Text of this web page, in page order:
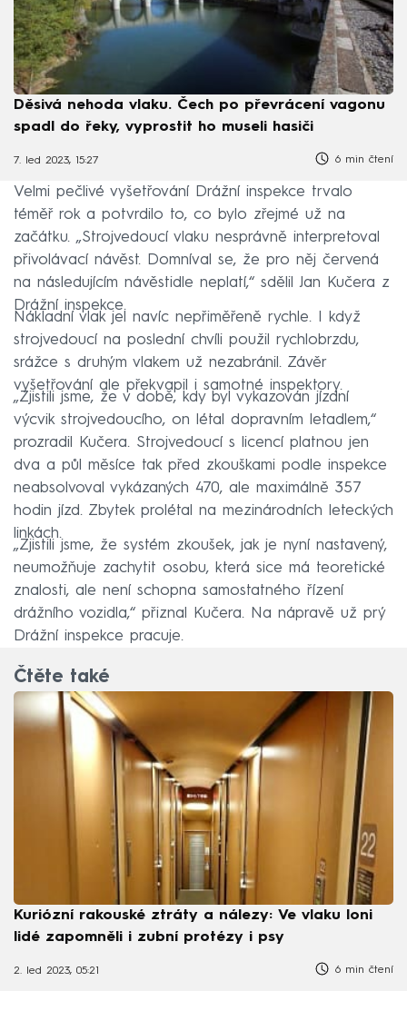
Děsivá nehoda vlaku. Čech po převrácení vagonu
spadl do řeky, vyprostit ho museli hasiči
7. led 2023, 15:27 6 min čtení
Velmi pečlivé vyšetřování Drážní inspekce trvalo
téměř rok a potvrdilo to, co bylo zřejmé už na
začátku. „Strojvedoucí vlaku nesprávně interpretoval
přivolávací návěst. Domníval se, že pro něj červená
na následujícím návěstidle neplatí,“ sdělil Jan Kučera z
Drážní inspekce.
Nákladní vlak jel navíc nepřiměřeně rychle. I když
strojvedoucí na poslední chvíli použil rychlobrzdu,
srážce s druhým vlakem už nezabránil. Závěr
vyšetřování ale překvapil i samotné inspektory.
„Zjistili jsme, že v době, kdy byl vykazován jízdní
výcvik strojvedoucího, on létal dopravním letadlem,“
prozradil Kučera. Strojvedoucí s licencí platnou jen
dva a půl měsíce tak před zkouškami podle inspekce
neabsolvoval vykázaných 470, ale maximálně 357
hodin jízd. Zbytek prolétal na mezinárodních leteckých
linkách.
„Zjistili jsme, že systém zkoušek, jak je nyní nastavený,
neumožňuje zachytit osobu, která sice má teoretické
znalosti, ale není schopna samostatného řízení
drážního vozidla,“ přiznal Kučera. Na nápravě už prý
Drážní inspekce pracuje.
Čtěte také
Kuriózní rakouské ztráty a nálezy: Ve vlaku loni
lidé zapomněli i zubní protézy i psy
2. led 2023, 05:21 6 min čtení